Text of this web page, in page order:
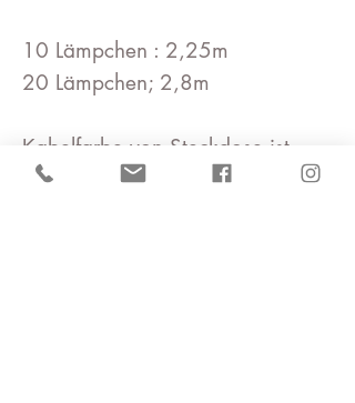
10 Lämpchen : 2,25m
20 Lämpchen; 2,8m
Kabelfarbe von Steckdose ist
Weiß .